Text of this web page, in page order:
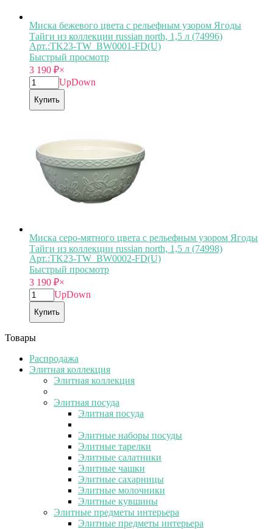
Миска бежевого цвета с рельефным узором Ягоды
Тайги из коллекции russian north, 1,5 л (74996)
Арт.:TK23-TW_BW0001-FD(U)
Быстрый просмотр
3 190 ₽×
UpDown
Купить
Миска серо-мятного цвета с рельефным узором Ягоды
Тайги из коллекции russian north, 1,5 л (74998)
Арт.:TK23-TW_BW0002-FD(U)
Быстрый просмотр
3 190 ₽×
UpDown
Купить
Товары
Распродажа
Элитная коллекция
Элитная коллекция
Элитная посуда
Элитная посуда
Элитные наборы посуды
Элитные тарелки
Элитные салатники
Элитные чашки
Элитные сахарницы
Элитные молочники
Элитные кувшины
Элитные предметы интерьера
Элитные предметы интерьера